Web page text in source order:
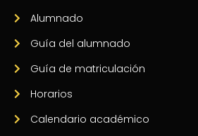
Alumnado
Guía del alumnado
Guía de matriculación
Horarios
Calendario académico